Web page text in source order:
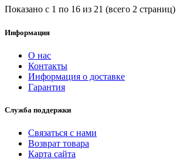
Показано с 1 по 16 из 21 (всего 2 страниц)
Информация
О нас
Контакты
Информация о доставке
Гарантия
Служба поддержки
Связаться с нами
Возврат товара
Карта сайта